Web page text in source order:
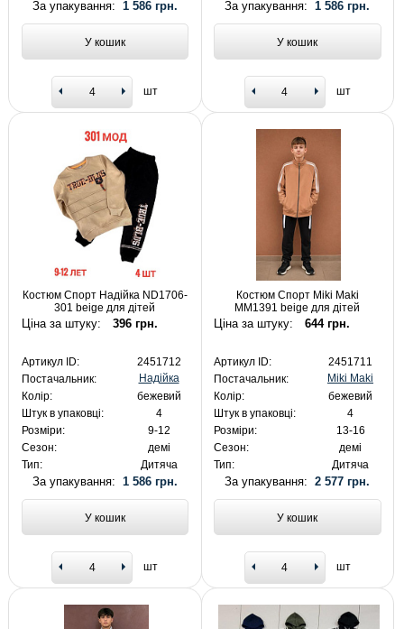
За упакування: 1 586 грн.
У кошик
шт
За упакування:1 586 грн.
У кошик
шт
Костюм Спорт Надійка ND1706-
301 beige для дітей
Ціна за штуку: 396 грн.
Артикул ID:
2451712
Постачальник:
Надійка
Колір:
бежевий
Штук в упаковці:
4
Розміри:
9-12
Сезон:
демі
Тип:
Дитяча
За упакування: 1 586 грн.
У кошик
шт
Костюм Спорт Miki Maki
MM1391 beige для дітей
Ціна за штуку: 644 грн.
Артикул ID:
2451711
Постачальник:
Miki Maki
Колір:
бежевий
Штук в упаковці:
4
Розміри:
13-16
Сезон:
демі
Тип:
Дитяча
За упакування:2 577 грн.
У кошик
шт